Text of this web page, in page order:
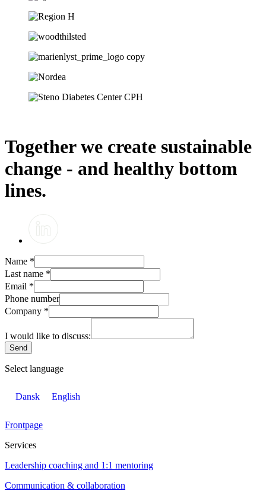
Together we create sustainable
change - and healthy bottom
lines.
Name *
Last name *
Email *
Phone number
Company *
I would like to discuss:
Send
Select language
Dansk English
Frontpage
Services
Leadership coaching and 1:1 mentoring
Communication & collaboration